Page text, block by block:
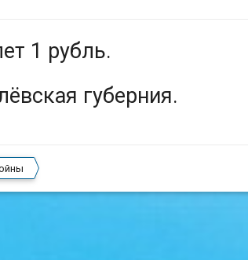
1 рубль.
губерния.